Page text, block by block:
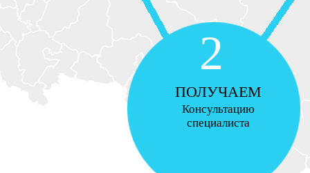
2
ПОЛУЧАЕМ
Консультацию
специалиста